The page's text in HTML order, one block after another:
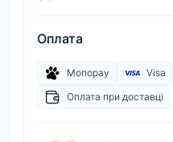
Оплата
Monopay Visa
Оплата при доставці